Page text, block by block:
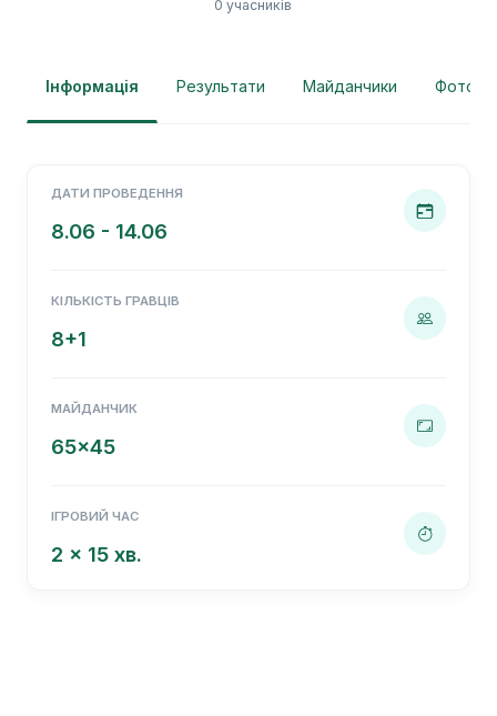
0 учасників
Інформація Результати Майданчики
ДАТИ ПРОВЕДЕННЯ
8.06 - 14.06
КІЛЬКІСТЬ ГРАВЦІВ
8+1
МАЙДАНЧИК
65x45
ІГРОВИЙ ЧАС
2 x 15 хв.